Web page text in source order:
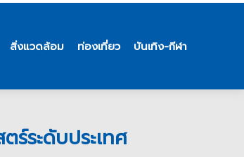
สิ่งแวดล้อม ท่องเที่ยว บันเทิง-กีฬา
ร์ระดับประเทศ